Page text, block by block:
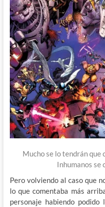
Mucho se lo tendrán que
Inhumanos se
Pero volviendo al caso que
lo que comentaba más
personaje habiendo